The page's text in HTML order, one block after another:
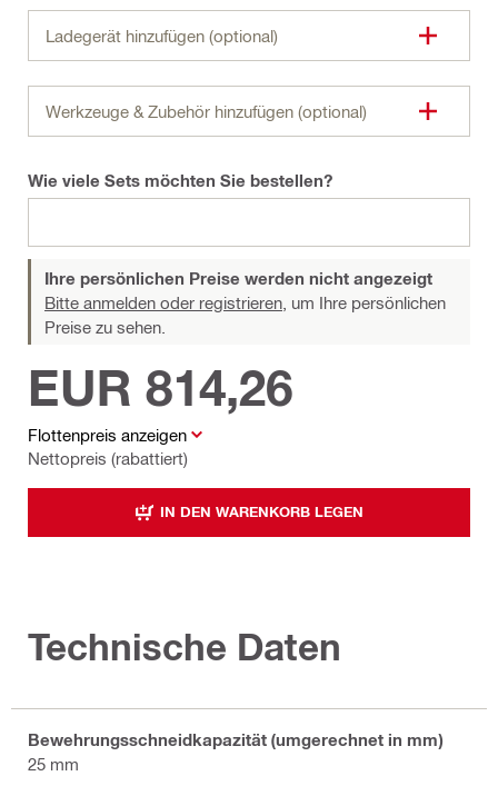
Ladegerät hinzufügen (optional)
Werkzeuge & Zubehör hinzufügen (optional)
Wie viele Sets möchten Sie bestellen?
Ihre persönlichen Preise werden nicht angezeigt
Bitte anmelden oder registrieren, um Ihre persönlichen
Preise zu sehen.
Flottenpreis anzeigen
Nettopreis (rabattiert)
EUR 814,26
IN DEN WARENKORB LEGEN
Technische Daten
Bewehrungsschneidkapazität (umgerechnet in mm)
25 mm